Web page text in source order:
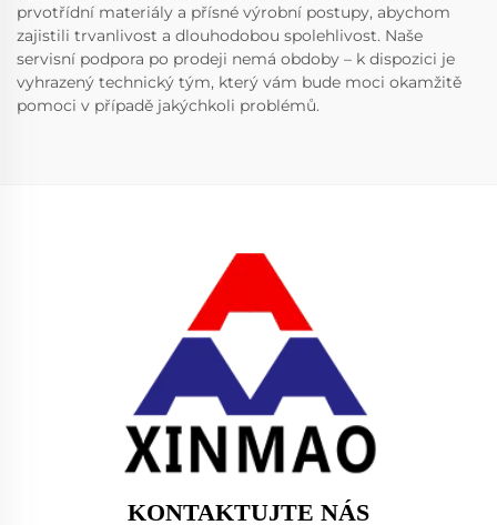
prvotřídní materiály a přísné výrobní postupy, abychom
zajistili trvanlivost a dlouhodobou spolehlivost. Naše
servisní podpora po prodeji nemá obdoby – k dispozici je
vyhrazený technický tým, který vám bude moci okamžitě
pomoci v případě jakýchkoli problémů.
KONTAKTUJTE NÁS